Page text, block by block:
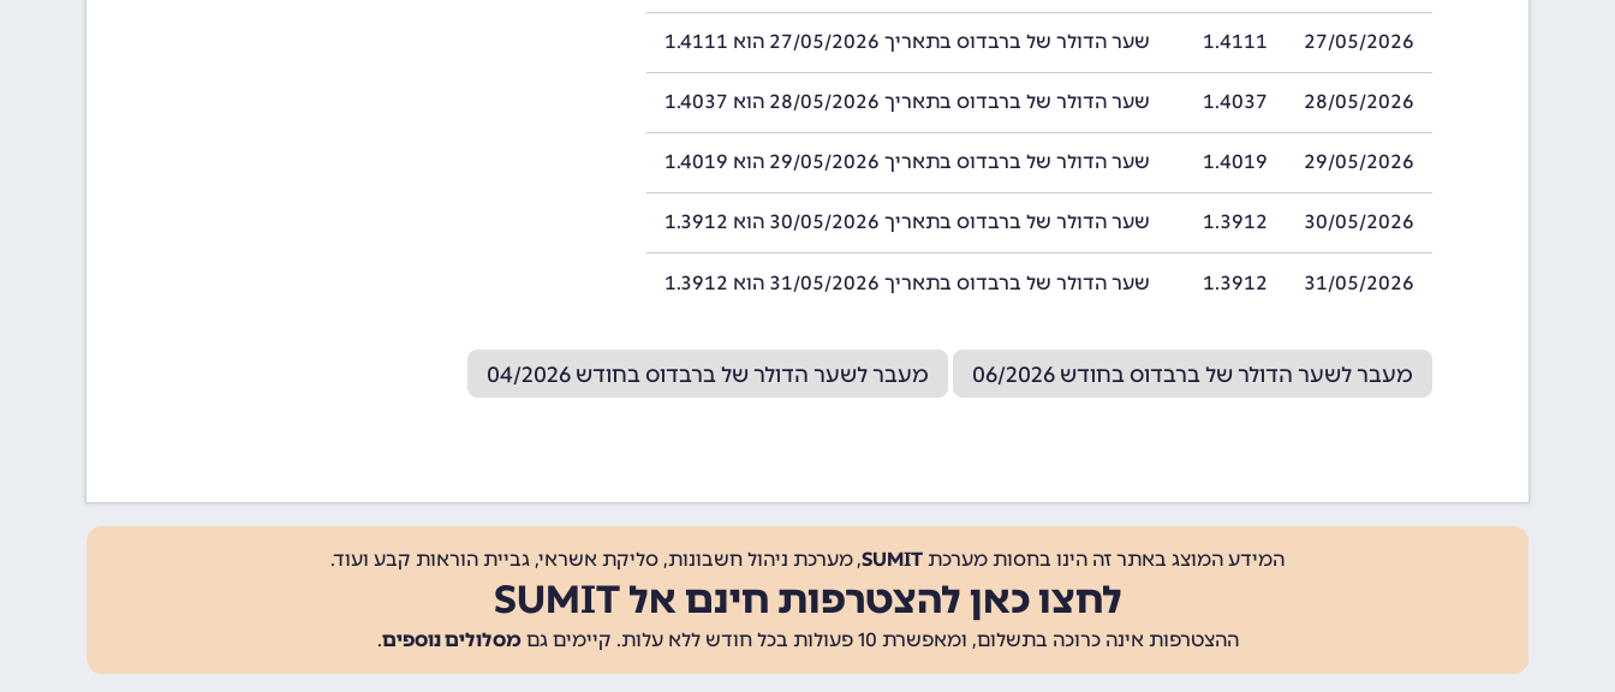
27/05/2026
1.4111 שער הדולר של ברבדוס בתאריך 27/05/2026 הוא 1.4111
28/05/2026
1.4037 שער הדולר של ברבדוס בתאריך 28/05/2026 הוא 1.4037
29/05/2026
1.4019 שער הדולר של ברבדוס בתאריך 29/05/2026 הוא 1.4019
30/05/2026
1.3912 שער הדולר של ברבדוס בתאריך 30/05/2026 הוא 1.3912
31/05/2026
1.3912 שער הדולר של ברבדוס בתאריך 31/05/2026 הוא 1.3912
מעבר לשער הדולר של ברבדוס בחודש 06/2026 מעבר לשער הדולר של ברבדוס בחודש 04/2026
המידע המוצג באתר זה הינו בחסות מערכת SUMIT, מערכת ניהול חשבונות, סליקת אשראי, גביית הוראות קבע ועוד.
לחצו כאן להצטרפות חינם אל SUMIT
ההצטרפות אינה כרוכה בתשלום, ומאפשרת 10 פעולות בכל חודש ללא עלות. קיימים גם מסלולים נוספים.